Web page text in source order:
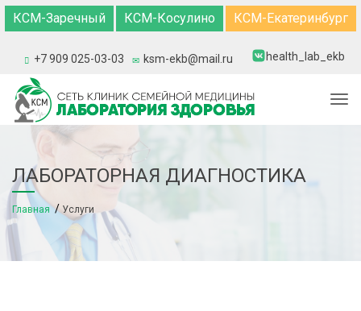
КСМ-Заречный КСМ-Косулино КСМ-Екатеринбург
+7 909 025-03-03 ksm-ekb@mail.ru health_lab_ekb
ЛАБОРАТОРНАЯ ДИАГНОСТИКА
Главная Услуги